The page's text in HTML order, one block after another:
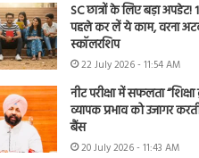
SC छात्रों के लिए बड़ा
पहले कर लें ये काम, वरना
स्कॉलरशिप
22 July 2026 - 11:54 AM
नीट परीक्षा में सफलता “शिक्षा
व्यापक प्रभाव को उजागर
बैंस
20 July 2026 - 11:43 AM